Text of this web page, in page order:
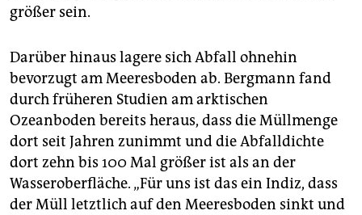
größer sein.
Darüber hinaus lagere sich Abfall ohnehin
bevorzugt am Meeresboden ab. Bergmann fand
durch früheren Studien am arktischen
Ozeanboden bereits heraus, dass die Müllmenge
dort seit Jahren zunimmt und die Abfalldichte
dort zehn bis 100 Mal größer ist als an der
Wasseroberfläche. „Für uns ist das ein Indiz, dass
der Müll letztlich auf den Meeresboden sinkt und